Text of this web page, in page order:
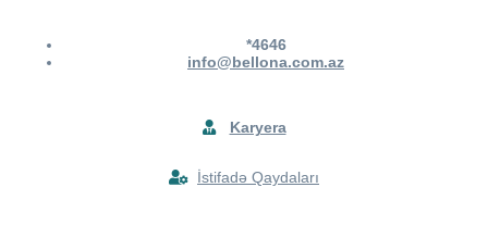
*4646
info@bellona.com.az
Karyera
İstifadə Qaydaları